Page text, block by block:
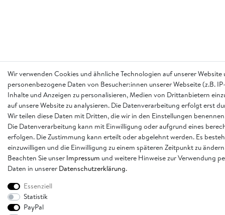
Wir verwenden Cookies und ähnliche Technologien auf unserer
personenbezogene Daten von Besucher:innen unserer Webseite (z.B.
Inhalte und Anzeigen zu personalisieren, Medien von Drittanbietern
auf unsere Website zu analysieren. Die Datenverarbeitung erfolgt erst
Wir teilen diese Daten mit Dritten, die wir in den Einstellungen
Die Datenverarbeitung kann mit Einwilligung oder aufgrund eines
erfolgen. Die Zustimmung kann erteilt oder abgelehnt werden. Es
einzuwilligen und die Einwilligung zu einem späteren Zeitpunkt zu
Beachten Sie unser Impressum und weitere Hinweise zur Verwendung
Daten in unserer Daten­schutz­erklärung.
Essenziell
Statistik
PayPal